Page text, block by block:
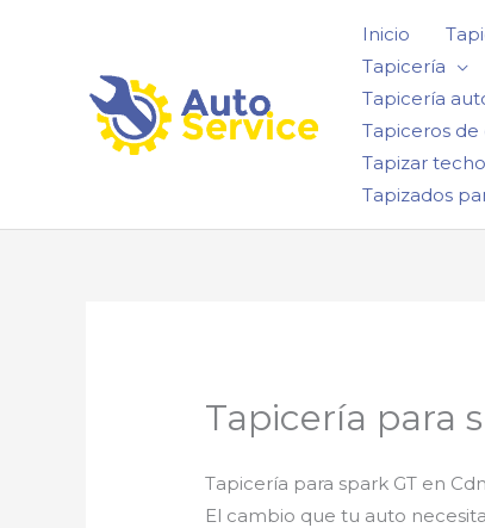
Inicio
Tapicería
Tapicería
Tapiceros
Tapizar
Tapizados
Tapicería para
Tapicería para spark GT en
El cambio que tu auto necesita